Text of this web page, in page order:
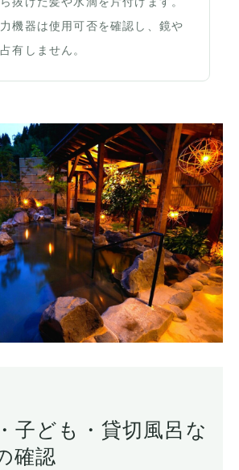
機器は使用可否を確認し、鏡や
有しません。
子ども・貸切風呂な
確認